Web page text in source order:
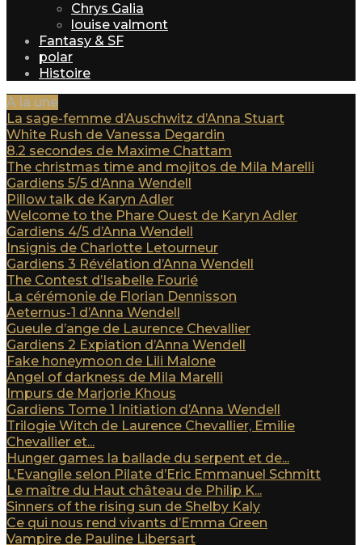
Chrys Galia
louise valmont
Fantasy & SF
polar
Histoire
A la une
La sage-femme d’Auschwitz d’Anna Stuart
White Rush de Vanessa Degardin
8.2 secondes de Maxime Chattam
The christmas time and mojitos de Mila Marelli
Gardiens 5/5 d’Anna Wendell
Pillow talk de Karyn Adler
Welcome to the Phare Ouest de Karyn Adler
Gardiens 4/5 d’Anna Wendell
Insignis de Charlotte Letourneur
Gardiens 3 Révélation d’Anna Wendell
The Contest d’Isabelle Fourié
La cérémonie de Florian Dennisson
Aeternus-1 d’Anna Wendell
Gueule d’ange de Laurence Chevallier
Gardiens 2 Expiation d’Anna Wendell
Fake honeymoon de Lili Malone
Angel of darkness de Mila Marelli
Impurs de Marjorie Khous
Gardiens Tome 1 Initiation d’Anna Wendell
Trilogie Witch de Laurence Chevallier, Emilie
Chevallier et...
Hunger games la ballade du serpent et de...
L’Evangile selon Pilate d’Eric Emmanuel Schmitt
Le maître du Haut château de Philip K...
Sinners of the rising sun de Shelby Kaly
Ce qui nous rend vivants d’Emma Green
Vampire de Pauline Libersart